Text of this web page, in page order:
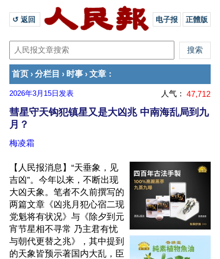
↺ 返回 电子报 正體版
首页 › 分栏目 › 时事 › 文章 ：
2026年3月15日 发表 人气： 47,712
彗星守天钩犯镇星又是大凶兆 中南海乱局到九
月？
梅凌霜
【人民报消息】“天垂象，见
吉凶”。今年以来，不断出现
大凶天象。笔者不久前撰写的
两篇文章《凶兆月犯心宿二现
党魁将有状况》与《除夕到元
宵节星相不寻常 乃主君有忧
与朝代更替之兆》，其中提到
的天象皆预示著国内大乱，臣